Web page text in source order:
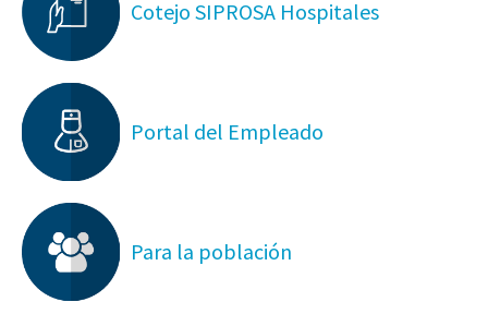
Cotejo SIPROSA Hospitales
Portal del Empleado
Para la población